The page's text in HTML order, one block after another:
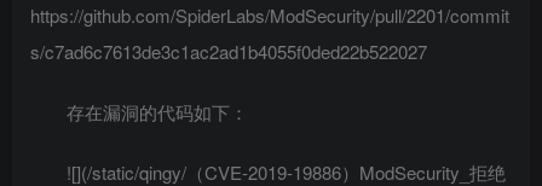
https://github.com/SpiderLabs/ModSecurity/pull/2201/commit
s/c7ad6c7613de3c1ac2ad1b4055f0ded22b522027
存在漏洞的代码如下：
![](/static/qingy/（CVE-2019-19886）ModSecurity_拒绝